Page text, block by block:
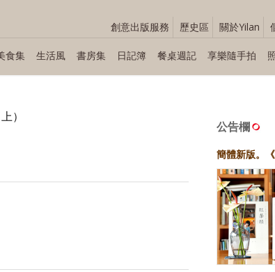
創意出版服務 歷史區 關於Yilan
食集 生活風 書房集 日記簿 餐桌週記 享樂隨手拍
）
公告欄
簡體新版。